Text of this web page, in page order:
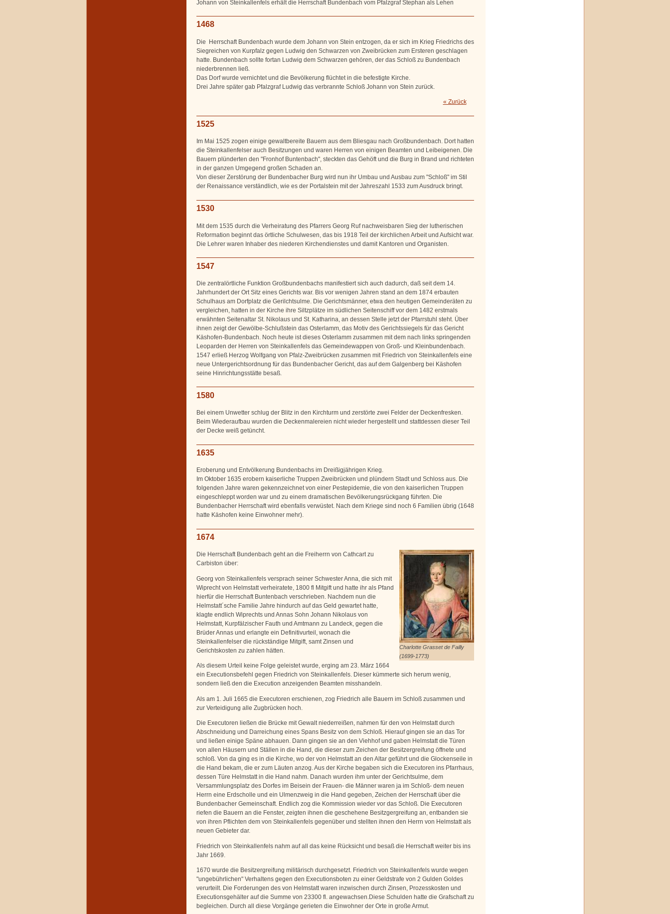
Johann von Steinkallenfels erhält die Herrschaft Bundenbach vom Pfalzgraf Stephan als Lehen
1468
Die Herrschaft Bundenbach wurde dem Johann von Stein entzogen, da er sich im Krieg Friedrichs des
Siegreichen von Kurpfalz gegen Ludwig den Schwarzen von Zweibrücken zum Ersteren geschlagen
hatte. Bundenbach sollte fortan Ludwig dem Schwarzen gehören, der das Schloß zu Bundenbach
niederbrennen ließ.
Das Dorf wurde vernichtet und die Bevölkerung flüchtet in die befestigte Kirche.
Drei Jahre später gab Pfalzgraf Ludwig das verbrannte Schloß Johann von Stein zurück.
« Zurück
1525
Im Mai 1525 zogen einige gewaltbereite Bauern aus dem Bliesgau nach Großbundenbach. Dort hatten
die Steinkallenfelser auch Besitzungen und waren Herren von einigen Beamten und Leibeigenen. Die
Bauern plünderten den "Fronhof Buntenbach", steckten das Gehöft und die Burg in Brand und richteten
in der ganzen Umgegend großen Schaden an.
Von dieser Zerstörung der Bundenbacher Burg wird nun ihr Umbau und Ausbau zum "Schloß" im Stil
der Renaissance verständlich, wie es der Portalstein mit der Jahreszahl 1533 zum Ausdruck bringt.
1530
Mit dem 1535 durch die Verheiratung des Pfarrers Georg Ruf nachweisbaren Sieg der lutherischen
Reformation beginnt das örtliche Schulwesen, das bis 1918 Teil der kirchlichen Arbeit und Aufsicht war.
Die Lehrer waren Inhaber des niederen Kirchendienstes und damit Kantoren und Organisten.
1547
Die zentralörtliche Funktion Großbundenbachs manifestiert sich auch dadurch, daß seit dem 14.
Jahrhundert der Ort Sitz eines Gerichts war. Bis vor wenigen Jahren stand an dem 1874 erbauten
Schulhaus am Dorfplatz die Gerilchtsulme. Die Gerichtsmänner, etwa den heutigen Gemeinderäten zu
vergleichen, hatten in der Kirche ihre Siltzplätze im südlichen Seitenschiff vor dem 1482 erstmals
erwähnten Seitenaltar St. Nikolaus und St. Katharina, an dessen Stelle jetzt der Pfarrstuhl steht. Über
ihnen zeigt der Gewölbe-Schlußstein das Osterlamm, das Motiv des Gerichtssiegels für das Gericht
Käshofen-Bundenbach. Noch heute ist dieses Osterlamm zusammen mit dem nach links springenden
Leoparden der Herren von Steinkallenfels das Gemeindewappen von Groß- und Kleinbundenbach.
1547 erließ Herzog Wolfgang von Pfalz-Zweibrücken zusammen mit Friedrich von Steinkallenfels eine
neue Untergerichtsordnung für das Bundenbacher Gericht, das auf dem Galgenberg bei Käshofen
seine Hinrichtungsstätte besaß.
1580
Bei einem Unwetter schlug der Blitz in den Kirchturm und zerstörte zwei Felder der Deckenfresken.
Beim Wiederaufbau wurden die Deckenmalereien nicht wieder hergestellt und stattdessen dieser Teil
der Decke weiß getüncht.
1635
Eroberung und Entvölkerung Bundenbachs im Dreißigjährigen Krieg.
Im Oktober 1635 erobern kaiserliche Truppen Zweibrücken und plündern Stadt und Schloss aus. Die
folgenden Jahre waren gekennzeichnet von einer Pestepidemie, die von den kaiserlichen Truppen
eingeschleppt worden war und zu einem dramatischen Bevölkerungsrückgang führten. Die
Bundenbacher Herrschaft wird ebenfalls verwüstet. Nach dem Kriege sind noch 6 Familien übrig (1648
hatte Käshofen keine Einwohner mehr).
1674
Charlotte Grasset de Failly
(1699-1773)
Die Herrschaft Bundenbach geht an die Freiherrn von Cathcart zu
Carbiston über:
Georg von Steinkallenfels versprach seiner Schwester Anna, die sich mit
Wiprecht von Helmstatt verheiratete, 1800 fl Mitgift und hatte ihr als Pfand
hierfür die Herrschaft Buntenbach verschrieben. Nachdem nun die
Helmstatt´sche Familie Jahre hindurch auf das Geld gewartet hatte,
klagte endlich Wiprechts und Annas Sohn Johann Nikolaus von
Helmstatt, Kurpfälzischer Fauth und Amtmann zu Landeck, gegen die
Brüder Annas und erlangte ein Definitivurteil, wonach die
Steinkallenfelser die rückständige Mitgift, samt Zinsen und
Gerichtskosten zu zahlen hätten.
Als diesem Urteil keine Folge geleistet wurde, erging am 23. März 1664
ein Executionsbefehl gegen Friedrich von Steinkallenfels. Dieser kümmerte sich herum wenig,
sondern ließ den die Execution anzeigenden Beamten misshandeln.
Als am 1. Juli 1665 die Executoren erschienen, zog Friedrich alle Bauern im Schloß zusammen und
zur Verteidigung alle Zugbrücken hoch.
Die Executoren ließen die Brücke mit Gewalt niederreißen, nahmen für den von Helmstatt durch
Abschneidung und Darreichung eines Spans Besitz von dem Schloß. Hierauf gingen sie an das Tor
und ließen einige Späne abhauen. Dann gingen sie an den Viehhof und gaben Helmstatt die Türen
von allen Häusern und Ställen in die Hand, die dieser zum Zeichen der Besitzergreifung öffnete und
schloß. Von da ging es in die Kirche, wo der von Helmstatt an den Altar geführt und die Glockenseile in
die Hand bekam, die er zum Läuten anzog. Aus der Kirche begaben sich die Executoren ins Pfarrhaus,
dessen Türe Helmstatt in die Hand nahm. Danach wurden ihm unter der Gerichtsulme, dem
Versammlungsplatz des Dorfes im Beisein der Frauen- die Männer waren ja im Schloß- dem neuen
Herrn eine Erdscholle und ein Ulmenzweig in die Hand gegeben, Zeichen der Herrschaft über die
Bundenbacher Gemeinschaft. Endlich zog die Kommission wieder vor das Schloß. Die Executoren
riefen die Bauern an die Fenster, zeigten ihnen die geschehene Besitzgergreifung an, entbanden sie
von ihren Pflichten dem von Steinkallenfels gegenüber und stellten ihnen den Herrn von Helmstatt als
neuen Gebieter dar.
Friedrich von Steinkallenfels nahm auf all das keine Rücksicht und besaß die Herrschaft weiter bis ins
Jahr 1669.
1670 wurde die Besitzergreifung militärisch durchgesetzt. Friedrich von Steinkallenfels wurde wegen
"ungebührlichen" Verhaltens gegen den Executionsboten zu einer Geldstrafe von 2 Gulden Goldes
verurteilt. Die Forderungen des von Helmstatt waren inzwischen durch Zinsen, Prozesskosten und
Executionsgehälter auf die Summe von 23300 fl. angewachsen.Diese Schulden hatte die Grafschaft zu
begleichen. Durch all diese Vorgänge gerieten die Einwohner der Orte in große Armut.